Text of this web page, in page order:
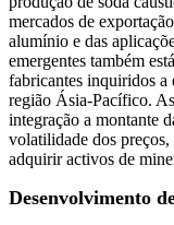
mercados de
alumínio e das
emergentes também
fabricantes inquiridos a
região Ásia-Pacífico.
integração a montante
volatilidade dos
adquirir activos de
Desenvolvimento